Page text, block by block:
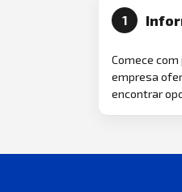
1
Comece
empresa
encontrar